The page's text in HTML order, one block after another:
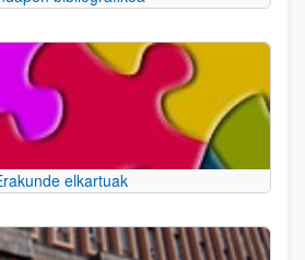
elkartuak